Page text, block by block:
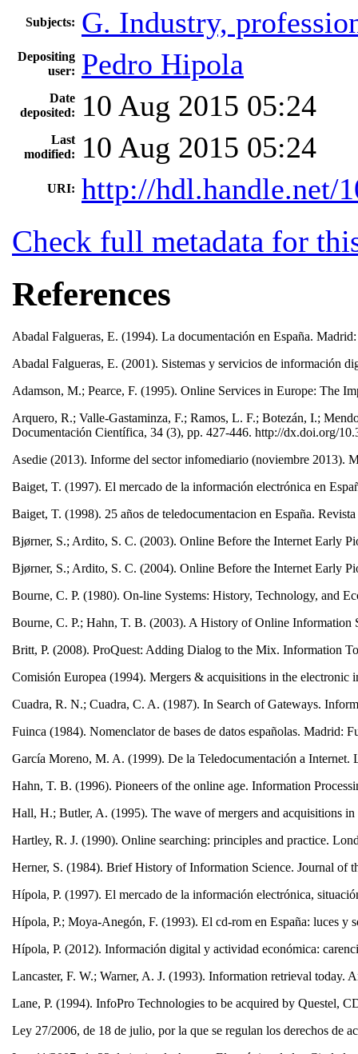
Subjects: G. Industry,
Depositing
user: Pedro Hipola
Date
deposited:
10 Aug 2015 05:24
Last
modified:
10 Aug 2015 05:24
URI: http://hdl.handle.net/
Check full metadata for
References
Abadal Falgueras, E. (1994). La documentación en España.
Abadal Falgueras, E. (2001). Sistemas y servicios de información
Adamson, M.; Pearce, F. (1995). Online Services in Europe: The
Arquero, R.; Valle-Gastaminza, F.; Ramos, L. F.; Botezán, I.;
Documentación Científica, 34 (3), pp. 427-446. http://dx.doi.org/
Asedie (2013). Informe del sector infomediario (noviembre 2013).
Baiget, T. (1997). El mercado de la información electrónica en
Baiget, T. (1998). 25 años de teledocumentacion en España.
Bjørner, S.; Ardito, S. C. (2003). Online Before the Internet Early
Bjørner, S.; Ardito, S. C. (2004). Online Before the Internet Early
Bourne, C. P. (1980). On-line Systems: History, Technology, and
Bourne, C. P.; Hahn, T. B. (2003). A History of Online
Britt, P. (2008). ProQuest: Adding Dialog to the Mix. Information
Comisión Europea (1994). Mergers & acquisitions in the
Cuadra, R. N.; Cuadra, C. A. (1987). In Search of Gateways.
Fuinca (1984). Nomenclator de bases de datos españolas. Madrid:
García Moreno, M. A. (1999). De la Teledocumentación a Internet.
Hahn, T. B. (1996). Pioneers of the online age. Information
Hall, H.; Butler, A. (1995). The wave of mergers and acquisitions
Hartley, R. J. (1990). Online searching: principles and practice.
Herner, S. (1984). Brief History of Information Science. Journal of
Hípola, P. (1997). El mercado de la información electrónica,
Hípola, P.; Moya-Anegón, F. (1993). El cd-rom en España: luces y
Hípola, P. (2012). Información digital y actividad económica:
Lancaster, F. W.; Warner, A. J. (1993). Information retrieval today.
Lane, P. (1994). InfoPro Technologies to be acquired by Questel,
Ley 27/2006, de 18 de julio, por la que se regulan los derechos de